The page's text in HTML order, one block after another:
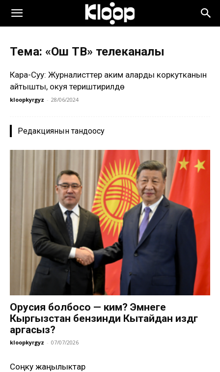
Тема: «Ош ТВ» телеканалы
Кара-Суу: Журналисттер аким аларды коркутканын
айтышты, окуя териштирилүүдө
kloopkyrgyz - 28/06/2024
Редакциянын тандоосу
Орусия болбосо — ким? Эмнеге
Кыргызстан бензинди Кытайдан издөөгө
аргасыз?
kloopkyrgyz - 07/07/2026
Соңку жаңылыктар